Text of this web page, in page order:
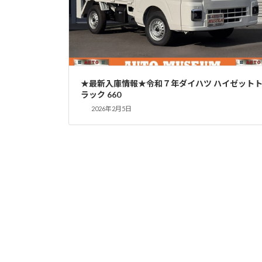
★最新入庫情報★令和７年ダイハツ ハイゼットト
ラック 660
2026年2月5日